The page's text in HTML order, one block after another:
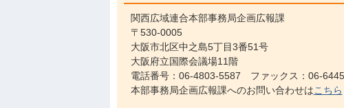
関西広域連合本部事務局企画広報課
〒530-0005
大阪市北区中之島5丁目3番51号
大阪府立国際会議場11階
電話番号：06-4803-5587 ファックス：06-
本部事務局企画広報課へのお問い合わせはこちら